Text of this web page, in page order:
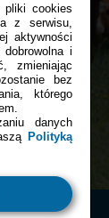
pliki cookies
z serwisu,
aktywności
i
zmieniając
bez
którego
danych
Polityką